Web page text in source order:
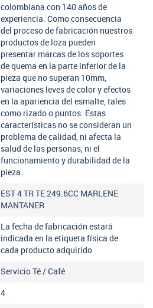
colombiana con 140 años de
experiencia. Como consecuencia
del proceso de fabricación nuestros
productos de loza pueden
presentar marcas de los soportes
de quema en la parte inferior de la
pieza que no superan 10mm,
variaciones leves de color y efectos
en la apariencia del esmalte, tales
como rizado o puntos. Estas
características no se consideran un
problema de calidad, ni afecta la
salud de las personas, ni el
funcionamiento y durabilidad de la
pieza.
EST 4 TR TE 249.6CC MARLENE
MANTANER
La fecha de fabricación estará
indicada en la etiqueta física de
cada producto adquirido
Servicio Té / Café
4